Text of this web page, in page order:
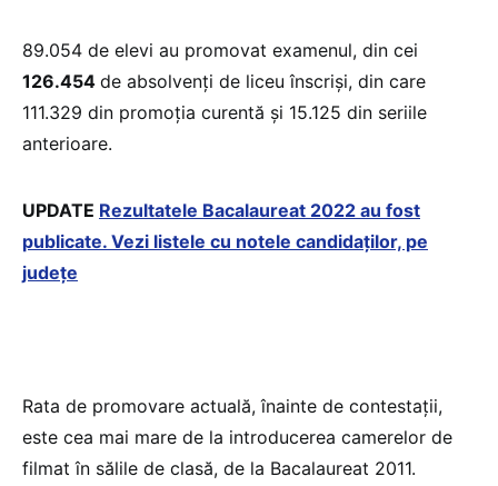
89.054 de elevi au promovat examenul, din cei
126.454 de absolvenți de liceu înscriși, din care
111.329 din promoția curentă și 15.125 din seriile
anterioare.
UPDATE Rezultatele Bacalaureat 2022 au fost
publicate. Vezi listele cu notele candidaților, pe
județe
Rata de promovare actuală, înainte de contestații,
este cea mai mare de la introducerea camerelor de
filmat în sălile de clasă, de la Bacalaureat 2011.